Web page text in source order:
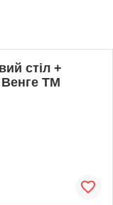
стіл +
TM